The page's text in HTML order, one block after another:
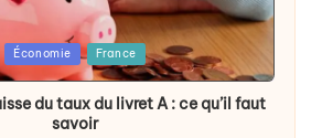
Économie France
du taux du livret A : ce qu’il faut
savoir